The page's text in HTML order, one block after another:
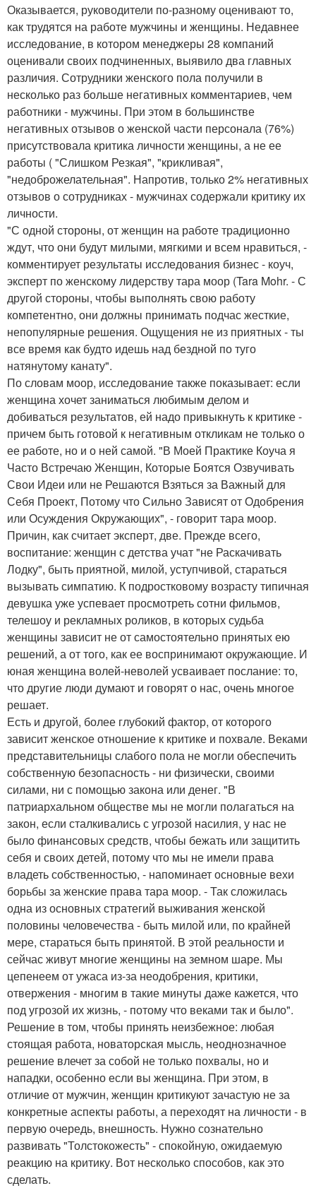
Оказывается, руководители по-разному оценивают то,
как трудятся на работе мужчины и женщины. Недавнее
исследование, в котором менеджеры 28 компаний
оценивали своих подчиненных, выявило два главных
различия. Сотрудники женского пола получили в
несколько раз больше негативных комментариев, чем
работники - мужчины. При этом в большинстве
негативных отзывов о женской части персонала (76%)
присутствовала критика личности женщины, а не ее
работы ( "Слишком Резкая", "крикливая",
"недоброжелательная". Напротив, только 2% негативных
отзывов о сотрудниках - мужчинах содержали критику их
личности.
"С одной стороны, от женщин на работе традиционно
ждут, что они будут милыми, мягкими и всем нравиться, -
комментирует результаты исследования бизнес - коуч,
эксперт по женскому лидерству тара моор (Tara Mohr. - С
другой стороны, чтобы выполнять свою работу
компетентно, они должны принимать подчас жесткие,
непопулярные решения. Ощущения не из приятных - ты
все время как будто идешь над бездной по туго
натянутому канату".
По словам моор, исследование также показывает: если
женщина хочет заниматься любимым делом и
добиваться результатов, ей надо привыкнуть к критике -
причем быть готовой к негативным откликам не только о
ее работе, но и о ней самой. "В Моей Практике Коуча я
Часто Встречаю Женщин, Которые Боятся Озвучивать
Свои Идеи или не Решаются Взяться за Важный для
Себя Проект, Потому что Сильно Зависят от Одобрения
или Осуждения Окружающих", - говорит тара моор.
Причин, как считает эксперт, две. Прежде всего,
воспитание: женщин с детства учат "не Раскачивать
Лодку", быть приятной, милой, уступчивой, стараться
вызывать симпатию. К подростковому возрасту типичная
девушка уже успевает просмотреть сотни фильмов,
телешоу и рекламных роликов, в которых судьба
женщины зависит не от самостоятельно принятых ею
решений, а от того, как ее воспринимают окружающие. И
юная женщина волей-неволей усваивает послание: то,
что другие люди думают и говорят о нас, очень многое
решает.
Есть и другой, более глубокий фактор, от которого
зависит женское отношение к критике и похвале. Веками
представительницы слабого пола не могли обеспечить
собственную безопасность - ни физически, своими
силами, ни с помощью закона или денег. "В
патриархальном обществе мы не могли полагаться на
закон, если сталкивались с угрозой насилия, у нас не
было финансовых средств, чтобы бежать или защитить
себя и своих детей, потому что мы не имели права
владеть собственностью, - напоминает основные вехи
борьбы за женские права тара моор. - Так сложилась
одна из основных стратегий выживания женской
половины человечества - быть милой или, по крайней
мере, стараться быть принятой. В этой реальности и
сейчас живут многие женщины на земном шаре. Мы
цепенеем от ужаса из-за неодобрения, критики,
отвержения - многим в такие минуты даже кажется, что
под угрозой их жизнь, - потому что веками так и было".
Решение в том, чтобы принять неизбежное: любая
стоящая работа, новаторская мысль, неоднозначное
решение влечет за собой не только похвалы, но и
нападки, особенно если вы женщина. При этом, в
отличие от мужчин, женщин критикуют зачастую не за
конкретные аспекты работы, а переходят на личности - в
первую очередь, внешность. Нужно сознательно
развивать "Толстокожесть" - спокойную, ожидаемую
реакцию на критику. Вот несколько способов, как это
сделать.